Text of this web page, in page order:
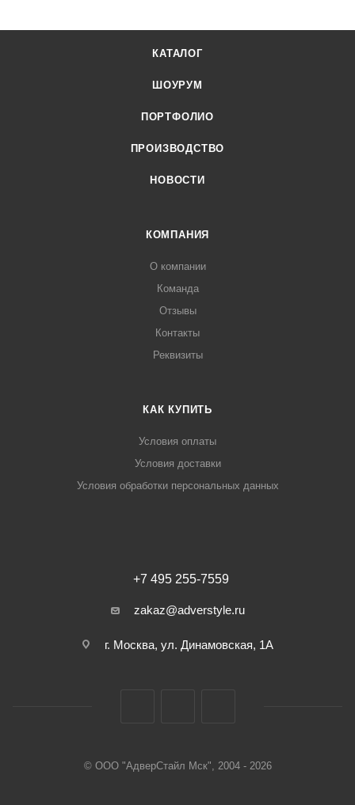
КАТАЛОГ
ШОУРУМ
ПОРТФОЛИО
ПРОИЗВОДСТВО
НОВОСТИ
КОМПАНИЯ
О компании
Команда
Отзывы
Контакты
Реквизиты
КАК КУПИТЬ
Условия оплаты
Условия доставки
Условия обработки персональных данных
+7 495 255-7559
zakaz@adverstyle.ru
г. Москва, ул. Динамовская, 1А
© ООО "АдверСтайл Мск", 2004 - 2026